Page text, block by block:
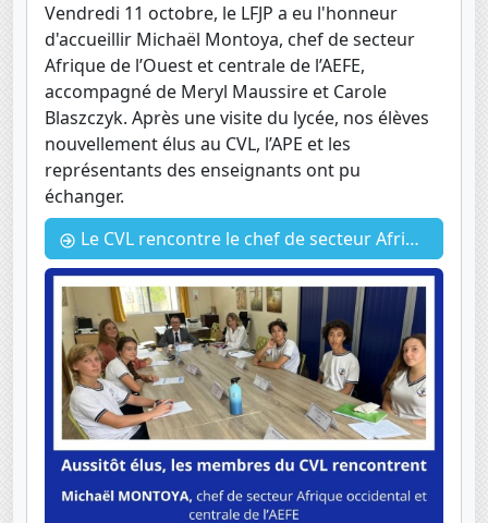
Vendredi 11 octobre, le LFJP a eu l'honneur
d'accueillir Michaël Montoya, chef de secteur
Afrique de l’Ouest et centrale de l’AEFE,
accompagné de Meryl Maussire et Carole
Blaszczyk. Après une visite du lycée, nos élèves
nouvellement élus au CVL, l’APE et les
représentants des enseignants ont pu
échanger.
Le CVL rencontre le chef de secteur Afrique de l’Ouest et centrale de l’AEFE.